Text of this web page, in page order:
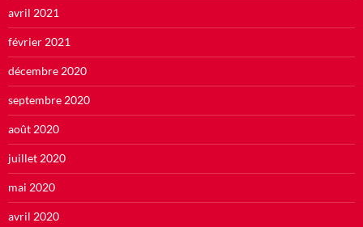
avril 2021
février 2021
décembre 2020
septembre 2020
août 2020
juillet 2020
mai 2020
avril 2020